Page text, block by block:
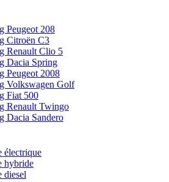
Peugeot 208
Citroën C3
Renault Clio 5
Dacia Spring
Peugeot 2008
Volkswagen Golf
Fiat 500
Renault Twingo
Dacia Sandero
électrique
hybride
diesel